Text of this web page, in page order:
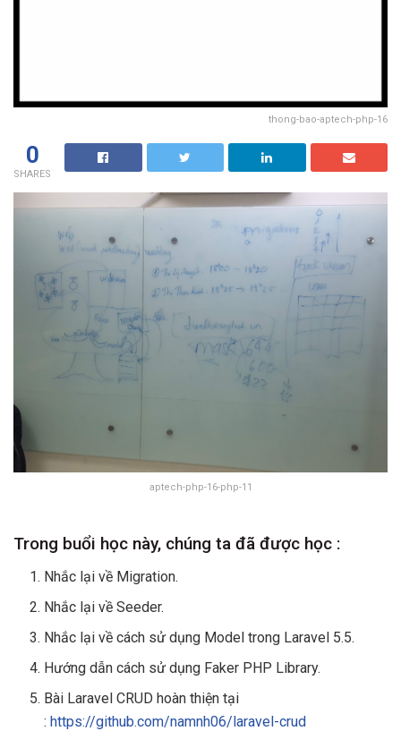
thong-bao-aptech-php-16
0
SHARES
aptech-php-16-php-11
Trong buổi học này, chúng ta đã được học :
Nhắc lại về Migration.
Nhắc lại về Seeder.
Nhắc lại về cách sử dụng Model trong Laravel 5.5.
Hướng dẫn cách sử dụng Faker PHP Library.
Bài Laravel CRUD hoàn thiện tại
:https://github.com/namnh06/laravel-crud